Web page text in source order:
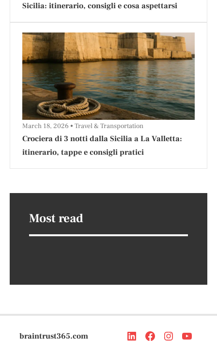
Sicilia: itinerario, consigli e cosa aspettarsi
Crociera di 3 notti dalla Sicilia a La Valletta:
itinerario, tappe e consigli pratici
March 18, 2026 Travel & Transportation
Most read
braintrust365.com